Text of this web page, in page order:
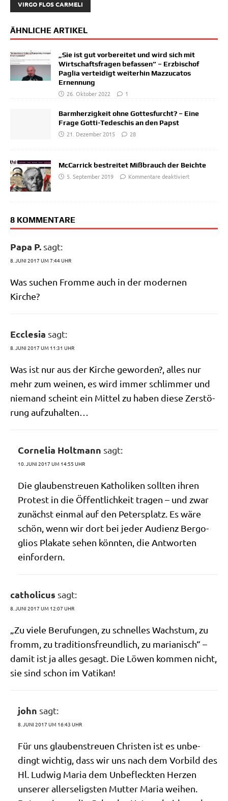
VIRGO FLOS CARMELI
ÄHNLICHE ARTIKEL
„Sie ist gut vorbereitet und wird sich mit
Wirtschaftsfragen befassen“ – Erzbischof
Paglia verteidigt weiterhin Mazzucatos
Ernennung
26. Oktober 2022
1
Barmherzigkeit ohne Gottesfurcht? – Eine
Frage Gotti-Tedeschis an den Papst
21. Dezember 2015
28
McCarrick bestreitet Mißbrauch der Beichte
5. September 2019
Kommentare deaktiviert
8 KOMMENTARE
Papa P. sagt:
8. JUNI 2017 UM 7:44 UHR
Was suchen From­me auch in der moder­nen
Kirche?
Ecclesia sagt:
8. JUNI 2017 UM 11:31 UHR
Was ist nur aus der Kir­che gewor­den?, alles nur
mehr zum wei­nen, es wird immer schlim­mer und
nie­mand scheint ein Mit­tel zu haben die­se Zer­stö­
rung aufzuhalten…
Cornelia Holtmann sagt:
10. JUNI 2017 UM 14:55 UHR
Die glau­bens­treu­en Katho­li­ken soll­ten ihren
Pro­test in die Öffent­lich­keit tra­gen – und zwar
zunächst ein­mal auf den Peters­platz. Es wäre
schön, wenn wir dort bei jeder Audi­enz Berg­o­
gli­os Pla­ka­te sehen könn­ten, die Ant­wor­ten
einfordern.
catholicus sagt:
8. JUNI 2017 UM 12:07 UHR
„Zu vie­le Beru­fun­gen, zu schnel­les Wachs­tum, zu
fromm, zu tra­di­ti­ons­freund­lich, zu maria­nisch“ –
damit ist ja alles gesagt. Die Löwen kom­men nicht,
sie sind schon im Vatikan!
john sagt:
8. JUNI 2017 UM 16:43 UHR
Für uns glau­bens­treu­en Chri­sten ist es unbe­
dingt wich­tig, dass wir uns nach dem Vor­bild des
Hl. Lud­wig Maria dem Unbe­fleck­ten Her­zen
unse­rer aller­se­lig­sten Mut­ter Maria wei­hen.